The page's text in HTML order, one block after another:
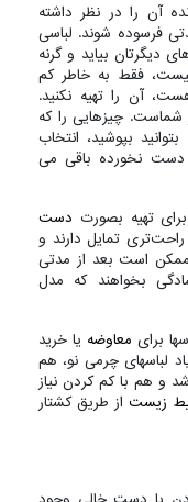
آن را در نظر داشته
فرسوده شوند. لباسی
دیگرتان بیاید و گرنه
فقط به خاطر کم
آن را تهیه نکنید.
شماست. چیزهایی را که
بپوشید، انتخاب
دست نخورده باقی می
تهیه بصورت دست
تمایل دارند و
ممکن است بعد از مدتی
بخواهند که مدل
برای معاوضه یا خرید
لباسهای چرمی نو، هم
و هم با کم کردن نیاز
زیست از طریق کشتار